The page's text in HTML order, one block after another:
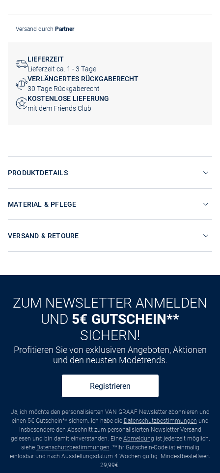
Versand durch Partner
LIEFERZEIT
Lieferzeit ca. 1 - 3 Tage
VERLÄNGERTES RÜCKGABERECHT
30 Tage Rückgaberecht
KOSTENLOSE LIEFERUNG
mit dem Friends Club
PRODUKTDETAILS
MATERIAL & PFLEGE
VERSAND & RETOURE
ZUM NEWSLETTER ANMELDEN
UND 5€ GUTSCHEIN**
SICHERN!
Profitieren Sie von exklusiven Angeboten, Aktionen
und den neusten Modetrends.
Registrieren
Ja, ich möchte den personalisierten VAN GRAAF Newsletter abonnieren und
einen 5€ Gutschein** sichern. Ich habe die Datenschutzbestimmungen und
insbesondere den Abschnitt zum personalisierten Newsletter-Versand
gelesen und bin damit einverstanden. Eine Abmeldung ist jederzeit möglich,
siehe Datenschutzbestimmungen. **Ihr Gutschein-Code ist einmalig
einlösbar und nach Ausstellungsdatum 4 Wochen gültig. Mindestbestellwert
29,99€.